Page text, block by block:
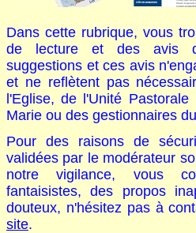
Dans cette rubrique, vous
de lecture et des avis
suggestions et ces avis
et ne reflètent pas
l'Eglise, de l'Unité
Marie ou des gestionnaires
Pour des raisons de
validées par le modérateur
notre vigilance, vous
fantaisistes, des propos
douteux, n'hésitez pas à
site.